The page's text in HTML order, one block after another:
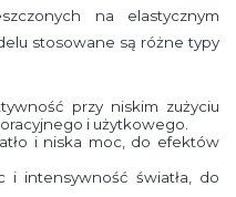
na elastycznym
stosowane są różne typy
przy niskim zużyciu
i użytkowego.
i niska moc, do efektów
i intensywność światła, do